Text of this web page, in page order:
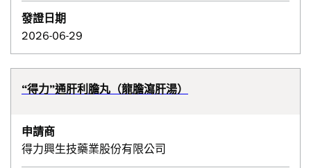
發證日期
2026-06-29
“得力”通肝利膽丸（龍膽瀉肝湯）
申請商
得力興生技藥業股份有限公司